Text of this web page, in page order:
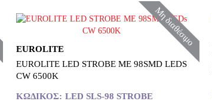
Μη διαθέσιμο
EUROLITE
EUROLITE LED STROBE ΜΕ 98SMD LEDS
CW 6500K
ΚΩΔΙΚΌΣ: LED SLS-98 STROBE